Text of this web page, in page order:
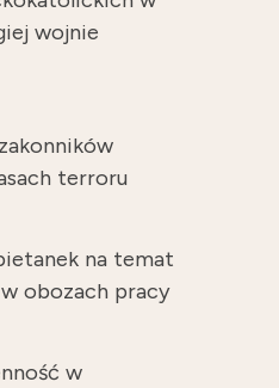
wojnie
terroru
na temat
obozach pracy
w